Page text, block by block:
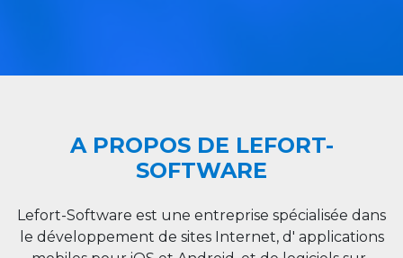
A PROPOS DE LEFORT-
SOFTWARE
Lefort-Software est une entreprise spécialisée dans
le développement de sites Internet, d' applications